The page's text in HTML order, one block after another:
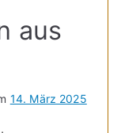
aus
14. März 2025